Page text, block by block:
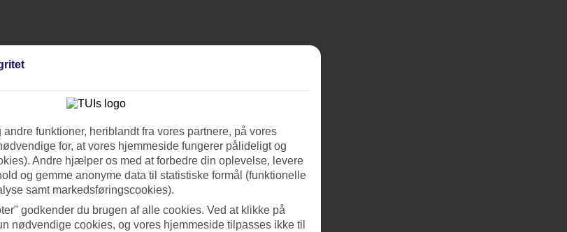
funktioner, heriblandt fra vores partnere, på vores
for, at vores hjemmeside fungerer pålideligt og
Andre hjælper os med at forbedre din oplevelse, levere
og gemme anonyme data til statistiske formål (funktionelle
samt markedsføringscookies).
godkender du brugen af alle cookies. Ved at klikke på
nødvendige cookies, og vores hjemmeside tilpasses ikke til